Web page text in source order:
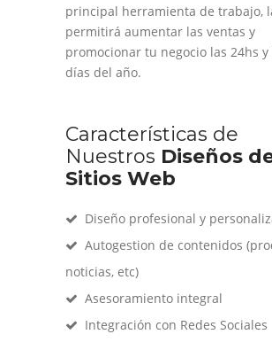
principal herramienta de trabajo,
permitirá aumentar las ventas y
promocionar tu negocio las 24hs y
días del año.
Características de
Nuestros Diseños
Sitios Web
Diseño profesional y
Autogestion de contenidos
noticias, etc)
Asesoramiento integral
Integración con Redes Sociales